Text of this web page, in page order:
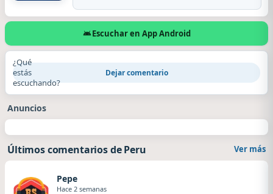
Escuchar en App Android
¿Qué
estás
escuchando?
Dejar comentario
Anuncios
Últimos comentarios de Peru Ver más
Pepe
Hace 2 semanas